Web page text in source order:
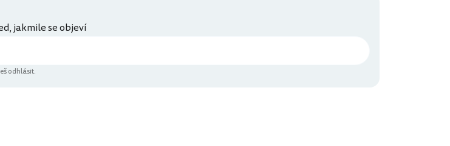
jakmile se objeví
odhlásit.